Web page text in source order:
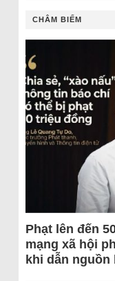
CHÂM BIẾM
Phạt lên đến
mạng xã hội
khi dẫn nguồn